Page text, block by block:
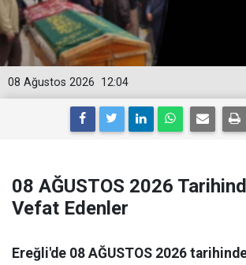
12:04
08 Ağustos 2026
08 AĞUSTOS 2026
Vefat Edenler
Ereğli'de 08 AĞUSTOS 2026